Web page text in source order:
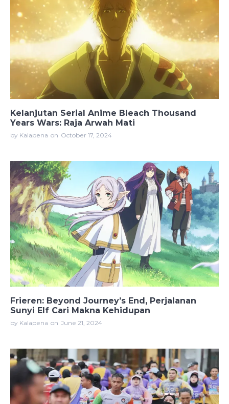
Kelanjutan Serial Anime Bleach Thousand
Years Wars: Raja Arwah Mati
by Kalapena on October 17, 2024
Frieren: Beyond Journey’s End, Perjalanan
Sunyi Elf Cari Makna Kehidupan
by Kalapena on June 21, 2024